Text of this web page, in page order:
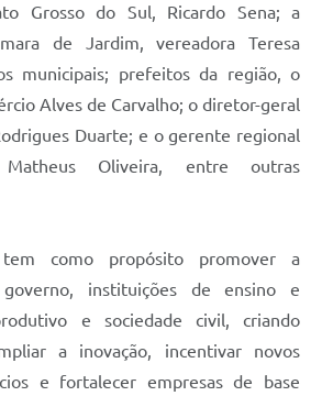
Grosso do Sul, Ricardo Sena; a
de Jardim, vereadora Teresa
municipais; prefeitos da região, o
Alves de Carvalho; o diretor-geral
Duarte; e o gerente regional
Oliveira, entre outras
como propósito promover a
instituições de ensino e
e sociedade civil, criando
a inovação, incentivar novos
e fortalecer empresas de base